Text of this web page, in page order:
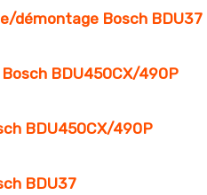
démontage Bosch BDU37
BDU450CX/490P
BDU450CX/490P
BDU37